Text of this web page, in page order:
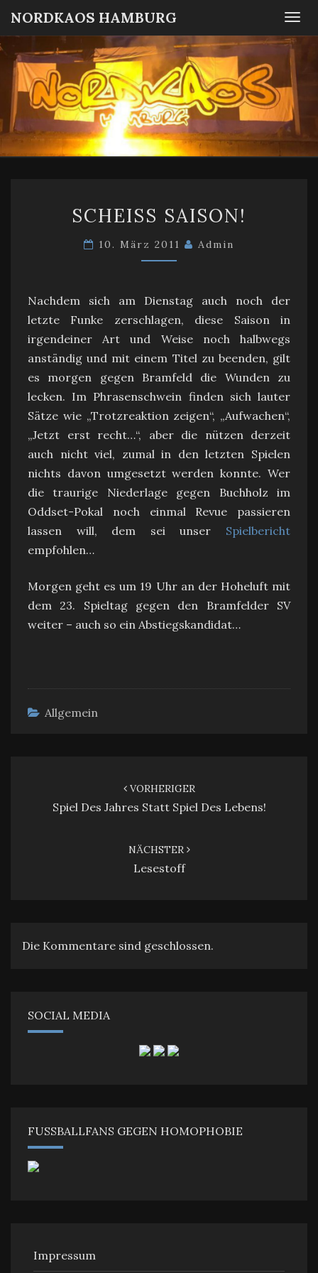
NORDKAOS HAMBURG
Fanszene
SC
Victoria
Hamburg
AISON!
SCHEISS SAISON!
10. März 2011 Admin
Nachdem sich am Dienstag auch noch der
letzte Funke zerschlagen, diese Saison in
irgendeiner Art und Weise noch halbwegs
anständig und mit einem Titel zu beenden, gilt
es morgen gegen Bramfeld die Wunden zu
lecken. Im Phrasenschwein finden sich lauter
Sätze wie „Trotzreaktion zeigen“, „Aufwachen“,
„Jetzt erst recht…“, aber die nützen derzeit
auch nicht viel, zumal in den letzten Spielen
nichts davon umgesetzt werden konnte. Wer
die traurige Niederlage gegen Buchholz im
Oddset-Pokal noch einmal Revue passieren
lassen will, dem sei unser Spielbericht
empfohlen…
Morgen geht es um 19 Uhr an der Hoheluft mit
dem 23. Spieltag gegen den Bramfelder SV
weiter – auch so ein Abstiegskandidat…
Allgemein
VORHERIGER
Spiel Des Jahres Statt Spiel Des Lebens!
NÄCHSTER
Lesestoff
Die Kommentare sind geschlossen.
SOCIAL MEDIA
FUSSBALLFANS GEGEN HOMOPHOBIE
Impressum